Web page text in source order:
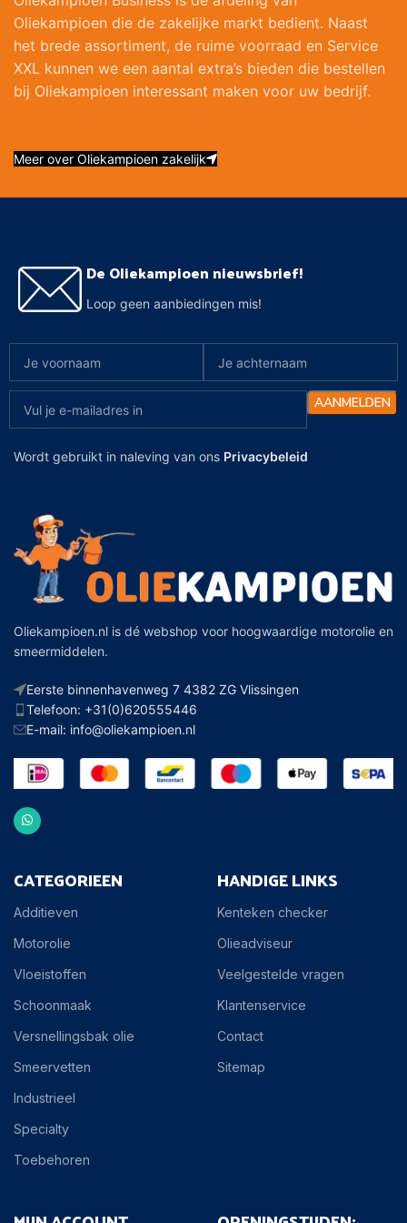
Oliekampioen die de zakelijke markt bedient. Naast
het brede assortiment, de ruime voorraad en Service
XXL kunnen we een aantal extra’s bieden die bestellen
bij Oliekampioen interessant maken voor uw bedrijf.
Meer over Oliekampioen zakelijk
De Oliekampioen nieuwsbrief!
Loop geen aanbiedingen mis!
Wordt gebruikt in naleving van ons Privacybeleid
Oliekampioen.nl is dé webshop voor hoogwaardige motorolie en
smeermiddelen.
Eerste binnenhavenweg 7 4382 ZG Vlissingen
Telefoon: +31(0)620555446
E-mail: info@oliekampioen.nl
CATEGORIEEN
Additieven
Motorolie
Vloeistoffen
Schoonmaak
Versnellingsbak olie
Smeervetten
Industrieel
Specialty
Toebehoren
HANDIGE LINKS
Kenteken checker
Olieadviseur
Veelgestelde vragen
Klantenservice
Contact
Sitemap